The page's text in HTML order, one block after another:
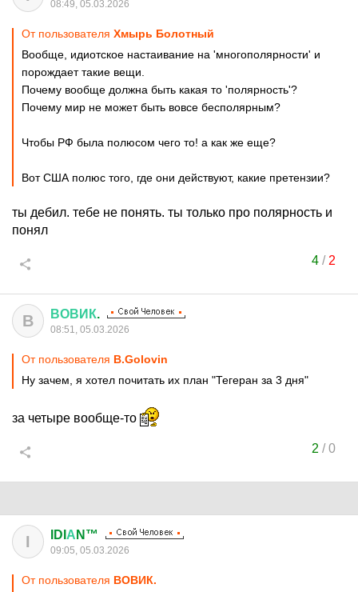
08:49, 05.03.2026
От пользователя Хмырь Болотный
Вообще, идиотское настаивание на 'многополярности' и
порождает такие вещи.
Почему вообще должна быть какая то 'полярность'?
Почему мир не может быть вовсе бесполярным?
Чтобы РФ была полюсом чего то! а как же еще?
Вот США полюс того, где они действуют, какие претензии?
ты дебил. тебе не понять. ты только про полярность и
понял
4/ 2
В ВОВИК.
08:51, 05.03.2026
От пользователя B.Golovin
Ну зачем, я хотел почитать их план "Тегеран за 3 дня"
за четыре вообще-то
2 /0
I IDI А N™
09:05, 05.03.2026
От пользователя ВОВИК.